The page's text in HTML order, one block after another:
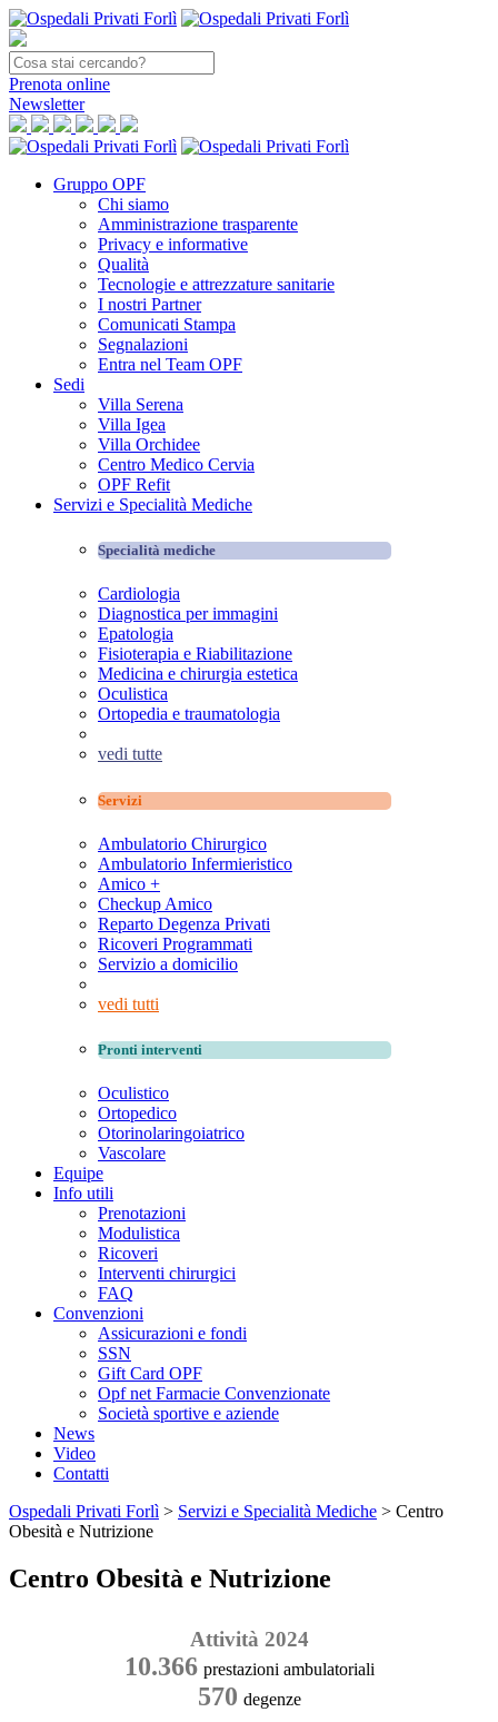
Prenota online
Newsletter
Gruppo OPF
Chi siamo
Amministrazione trasparente
Privacy e informative
Qualità
Tecnologie e attrezzature sanitarie
I nostri Partner
Comunicati Stampa
Segnalazioni
Entra nel Team OPF
Sedi
Villa Serena
Villa Igea
Villa Orchidee
Centro Medico Cervia
OPF Refit
Servizi e Specialità Mediche
Specialità mediche
Cardiologia
Diagnostica per immagini
Epatologia
Fisioterapia e Riabilitazione
Medicina e chirurgia estetica
Oculistica
Ortopedia e traumatologia
vedi tutte
Servizi
Ambulatorio Chirurgico
Ambulatorio Infermieristico
Amico +
Checkup Amico
Reparto Degenza Privati
Ricoveri Programmati
Servizio a domicilio
vedi tutti
Pronti interventi
Oculistico
Ortopedico
Otorinolaringoiatrico
Vascolare
Equipe
Info utili
Prenotazioni
Modulistica
Ricoveri
Interventi chirurgici
FAQ
Convenzioni
Assicurazioni e fondi
SSN
Gift Card OPF
Opf net Farmacie Convenzionate
Società sportive e aziende
News
Video
Contatti
Ospedali Privati Forlì > Servizi e Specialità Mediche > Centro
Obesità e Nutrizione
Centro Obesità e Nutrizione
Attività 2024
10.366 prestazioni ambulatoriali
570 degenze